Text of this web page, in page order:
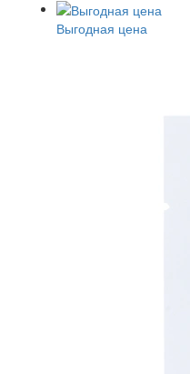
Выгодная цена